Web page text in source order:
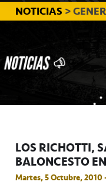
principal
NOTICIAS >
LOS RICHOTTI,
BALONCESTO
Martes, 5 Octubre, 2010